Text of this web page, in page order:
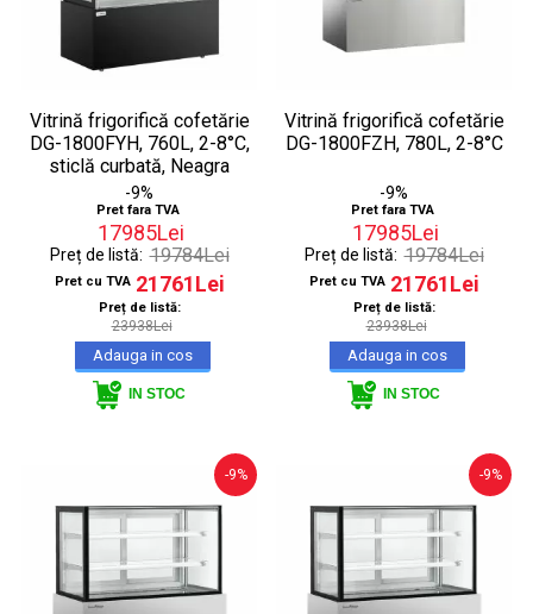
Vitrină frigorifică cofetărie
DG-1800FYH, 760L, 2-8°C,
sticlă curbată, Neagra
-9%
Pret fara TVA
17985Lei
Preț de listă: 19784Lei
Pret cu TVA 21761Lei
Preț de listă:
23938Lei
IN STOC
Vitrină frigorifică cofetărie
DG-1800FZH, 780L, 2-8°C
-9%
Pret fara TVA
17985Lei
Preț de listă: 19784Lei
Pret cu TVA 21761Lei
Preț de listă:
23938Lei
IN STOC
-9% -9%